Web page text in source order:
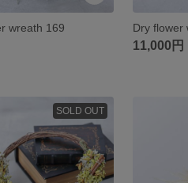
wreath 169 Dry flower
11,000円
SOLD OUT